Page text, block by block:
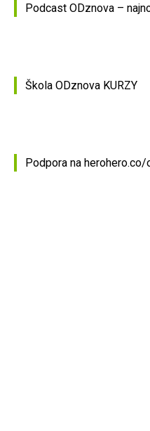
Podcast ODznova –
Škola ODznova KURZY
Podpora na